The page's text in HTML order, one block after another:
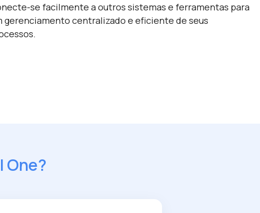
se facilmente a outros sistemas e ferramentas para
gerenciamento centralizado e eficiente de seus
One?